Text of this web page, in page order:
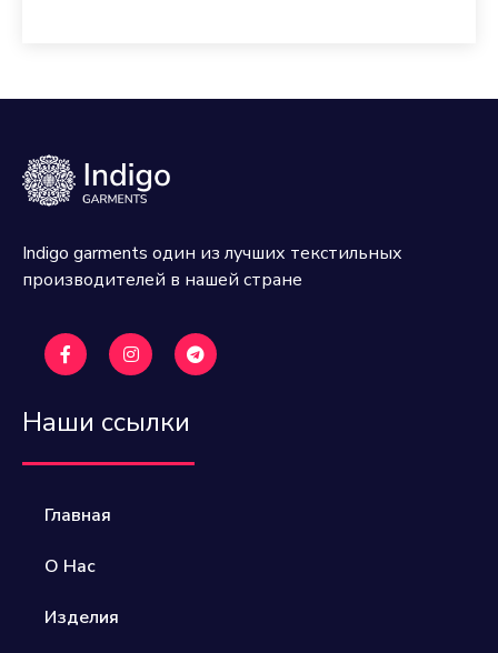
Indigo garments один из лучших текстильных
производителей в нашей стране
Наши ссылки
Главная
О Нас
Изделия